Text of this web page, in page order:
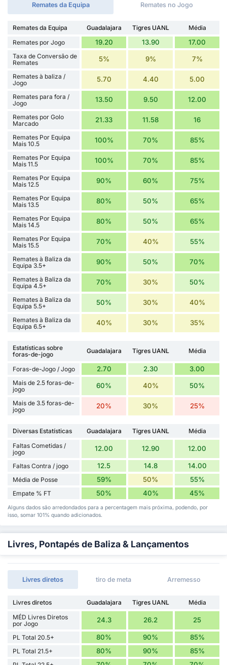
Remates da Equipa Remates no Jogo
Remates da Equipa Guadalajara Tigres UANL
Média
Remates por Jogo
19.20 13.90 17.00
Taxa de Conversão de
Remates
5% 9% 7%
Remates à baliza /
Jogo
5.70 4.40 5.00
Remates para fora /
Jogo
13.50 9.50 12.00
Remates por Golo
Marcado
21.33 11.58 16
Remates Por Equipa
Mais 10.5
100% 70% 85%
Remates Por Equipa
Mais 11.5
100% 70% 85%
Remates Por Equipa
Mais 12.5
90% 60% 75%
Remates Por Equipa
Mais 13.5
80% 50% 65%
Remates Por Equipa
Mais 14.5
80% 50% 65%
Remates Por Equipa
Mais 15.5
70% 40% 55%
Remates à Baliza da
Equipa 3.5+
90% 50% 70%
Remates à Baliza da
Equipa 4.5+
70% 30% 50%
Remates à Baliza da
Equipa 5.5+
50% 30% 40%
Remates à Baliza da
Equipa 6.5+
40% 30% 35%
Estatísticas sobre
foras-de-jogo
Guadalajara Tigres UANL Média
Foras-de-Jogo / Jogo 2.70 2.30 3.00
Mais de 2.5 foras-de-
jogo
60% 40% 50%
Mais de 3.5 foras-de-
jogo
20% 30% 25%
Diversas Estatísticas Guadalajara Tigres UANL
Média
Faltas Cometidas /
jogo
12.00 12.90 12.00
Faltas Contra / jogo 12.5 14.8 14.00
Média de Posse 59% 50% 55%
Empate % FT 50% 40% 45%
Alguns dados são arredondados para a percentagem mais próxima, podendo, por
isso, somar 101% quando adicionados.
Livres, Pontapés de Baliza & Lançamentos
Livres diretos tiro de meta Arremesso
Livres diretos Guadalajara Tigres UANL
Média
MÉD Livres Diretos
por Jogo
24.3 26.2 25
PL Total 20.5+ 80% 90% 85%
PL Total 21.5+ 80% 90% 85%